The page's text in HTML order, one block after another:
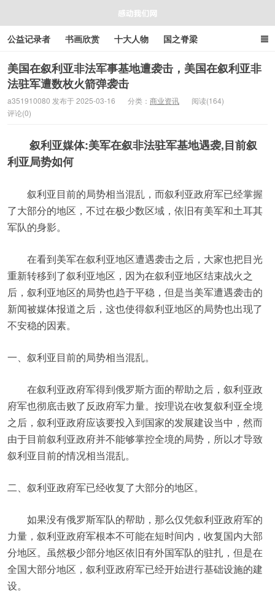
感动我们网
公益记录者 书画欣赏 十大人物 国之脊梁
好人好事 感人资讯 商业资讯 在线工具箱
美国在叙利亚非法军事基地遭袭击，美国在叙利亚非
法驻军遭数枚火箭弹袭击
a351910080 发布于 2025-03-16 分类： 商业资讯
阅读(164)
评论(0)
叙利亚媒体:美军在叙非法驻军基地遇袭,目前叙
利亚局势如何
叙利亚目前的局势相当混乱，而叙利亚政府军已经掌握
了大部分的地区，不过在极少数区域，依旧有美军和土耳其
军队的身影。
在看到美军在叙利亚地区遭遇袭击之后，大家也把目光
重新转移到了叙利亚地区，因为在叙利亚地区结束战火之
后，叙利亚地区的局势也趋于平稳，但是当美军遭遇袭击的
新闻被媒体报道之后，这也使得叙利亚地区的局势也出现了
不安稳的因素。
一、叙利亚目前的局势相当混乱。
在叙利亚政府军得到俄罗斯方面的帮助之后，叙利亚政
府军也彻底击败了反政府军力量。按理说在收复叙利亚全境
之后，叙利亚政府应该要投入到国家的发展建设当中，然而
由于目前叙利亚政府并不能够掌控全境的局势，所以才导致
叙利亚目前的情况相当混乱。
二、叙利亚政府军已经收复了大部分的地区。
如果没有俄罗斯军队的帮助，那么仅凭叙利亚政府军的
力量，叙利亚政府军根本不可能在短时间内，收复国内大部
分地区。虽然极少部分地区依旧有外国军队的驻扎，但是在
全国大部分地区，叙利亚政府军已经开始进行基础设施的建
设。